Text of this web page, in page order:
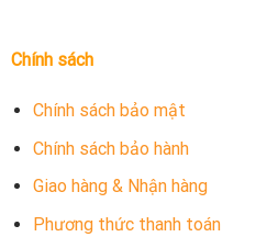
Chính sách
Chính sách bảo mật
Chính sách bảo hành
Giao hàng & Nhận hàng
Phương thức thanh toán